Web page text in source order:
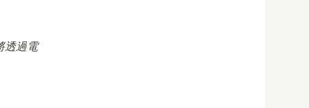
透過電